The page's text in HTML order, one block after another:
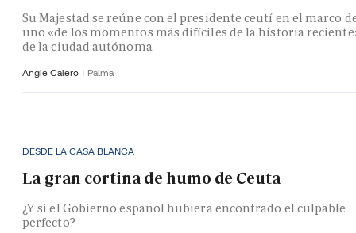
Su Majestad se reúne con el presidente ceutí en el marco
uno «de los momentos más difíciles de la historia
de la ciudad autónoma
Angie Calero Palma
DESDE LA CASA BLANCA
La gran cortina de humo de Ceuta
¿Y si el Gobierno español hubiera encontrado el culpable
perfecto?